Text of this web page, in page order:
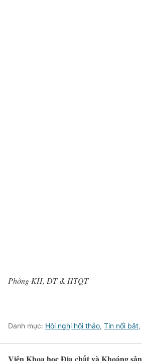
Phòng KH, ĐT & HTQT
Danh mục: Hội nghị hội thảo, Tin nổi bật,